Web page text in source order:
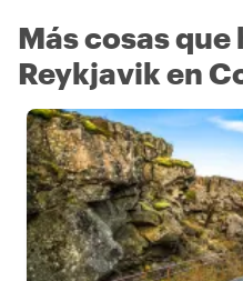
Más cosas que
Reykjavik en